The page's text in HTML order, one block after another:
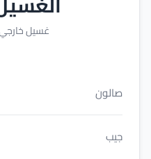
غسيل
صالون
جيب